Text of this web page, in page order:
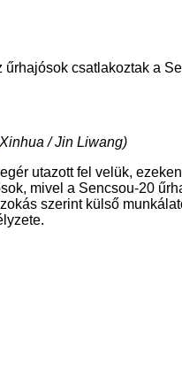
csatlakoztak a
/ Jin Liwang)
utazott fel velük,
mivel a Sencsou-20
szerint külső